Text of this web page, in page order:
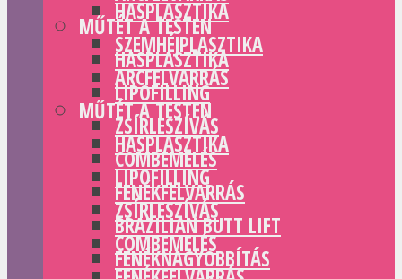
MŰTÉT A TESTEN
HASPLASZTIKA
LIPOFILLING
ZSÍRLESZÍVÁS
COMBEMELÉS
FENÉKFELVARRÁS
BRAZILIAN BUTT LIFT
FENÉKNAGYOBBÍTÁS
HASPLASZTIKA
SZEMHÉJPLASZTIKA
ARCFELVARRÁS
MŰTÉT A TESTEN
HASPLASZTIKA
LIPOFILLING
ZSÍRLESZÍVÁS
COMBEMELÉS